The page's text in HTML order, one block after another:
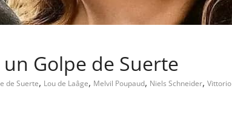
Golpe de Suerte
de Suerte, Lou de Laâge, Melvil Poupaud, Niels Schneider, Vittorio